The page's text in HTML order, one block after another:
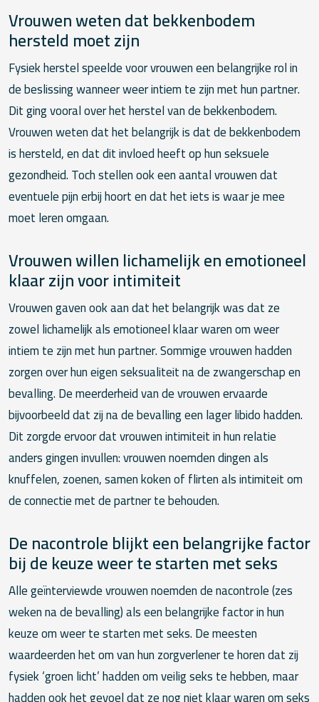
Vrouwen weten dat bekkenbodem
hersteld moet zijn
Fysiek herstel speelde voor vrouwen een belangrijke rol in
de beslissing wanneer weer intiem te zijn met hun partner.
Dit ging vooral over het herstel van de bekkenbodem.
Vrouwen weten dat het belangrijk is dat de bekkenbodem
is hersteld, en dat dit invloed heeft op hun seksuele
gezondheid. Toch stellen ook een aantal vrouwen dat
eventuele pijn erbij hoort en dat het iets is waar je mee
moet leren omgaan.
Vrouwen willen lichamelijk en emotioneel
klaar zijn voor intimiteit
Vrouwen gaven ook aan dat het belangrijk was dat ze
zowel lichamelijk als emotioneel klaar waren om weer
intiem te zijn met hun partner. Sommige vrouwen hadden
zorgen over hun eigen seksualiteit na de zwangerschap en
bevalling. De meerderheid van de vrouwen ervaarde
bijvoorbeeld dat zij na de bevalling een lager libido hadden.
Dit zorgde ervoor dat vrouwen intimiteit in hun relatie
anders gingen invullen: vrouwen noemden dingen als
knuffelen, zoenen, samen koken of flirten als intimiteit om
de connectie met de partner te behouden.
De nacontrole blijkt een belangrijke factor
bij de keuze weer te starten met seks
Alle geïnterviewde vrouwen noemden de nacontrole (zes
weken na de bevalling) als een belangrijke factor in hun
keuze om weer te starten met seks. De meesten
waardeerden het om van hun zorgverlener te horen dat zij
fysiek ‘groen licht’ hadden om veilig seks te hebben, maar